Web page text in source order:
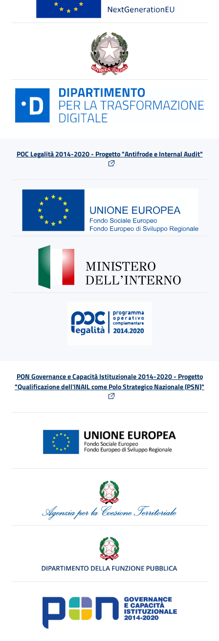
POC Legalità 2014-2020 - Progetto "Antifrode e Internal Audit"
PON Governance e Capacità Istituzionale 2014-2020 - Progetto
"Qualificazione dell'INAIL come Polo Strategico Nazionale (PSN)"